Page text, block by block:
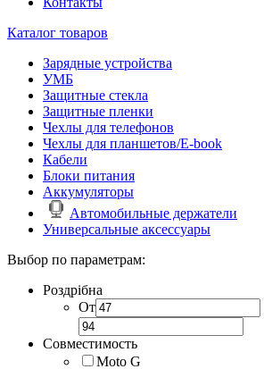
Каталог товаров
Зарядные устройства
УМБ
Защитные стекла
Защитные пленки
Чехлы для телефонов
Чехлы для планшетов/E-book
Кабели
Блоки питания
Аккумуляторы
Автомобильные держатели
Универсальные аксессуары
Выбор по параметрам:
Роздрібна
От
Совместимость
Moto G